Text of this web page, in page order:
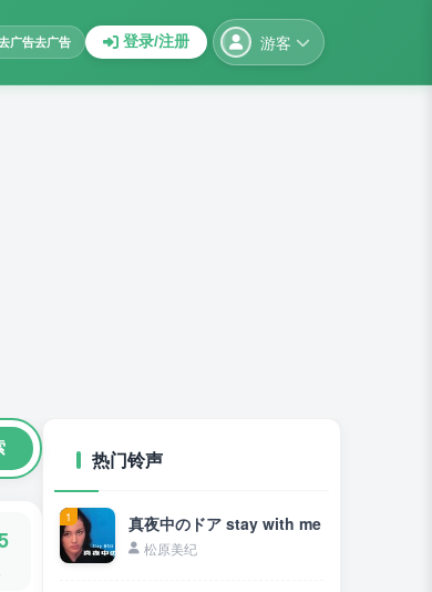
广告去广告 登录/注册 游客
热门铃声
1 真夜中のドア stay with me
松原美纪